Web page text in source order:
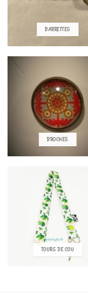
BARRETTES
BROCHES
TOURS DE COU